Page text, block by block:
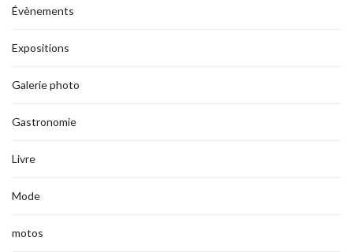
Évènements
Expositions
Galerie photo
Gastronomie
Livre
Mode
motos